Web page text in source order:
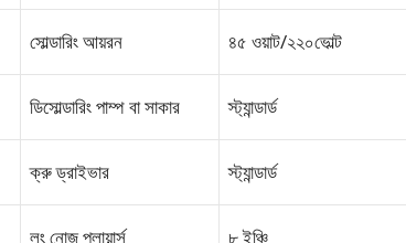
সোল্ডারিং আয়রন ৪৫ ওয়াট/২২০ভোল্ট
ডিসোল্ডারিং পাম্প বা সাকার স্ট্যান্ডার্ড
ক্রু ড্রাইভার স্ট্যান্ডার্ড
লং নোজ প্লায়ার্স ৮ ইঞ্চি